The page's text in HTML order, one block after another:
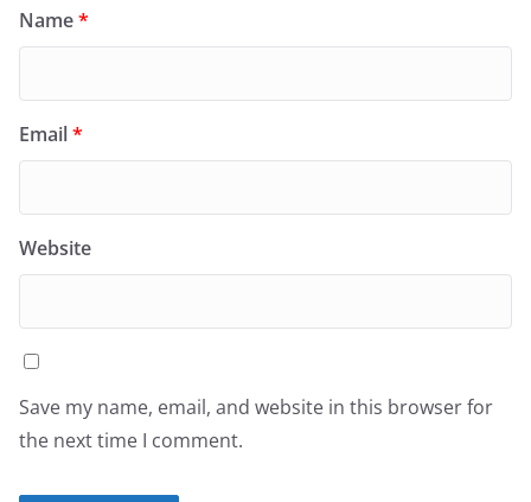
Name*
Email*
Website
Save my name, email, and website in this browser for
the next time I comment.